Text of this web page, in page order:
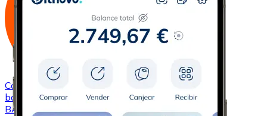
Comprar
bancaria
BAT